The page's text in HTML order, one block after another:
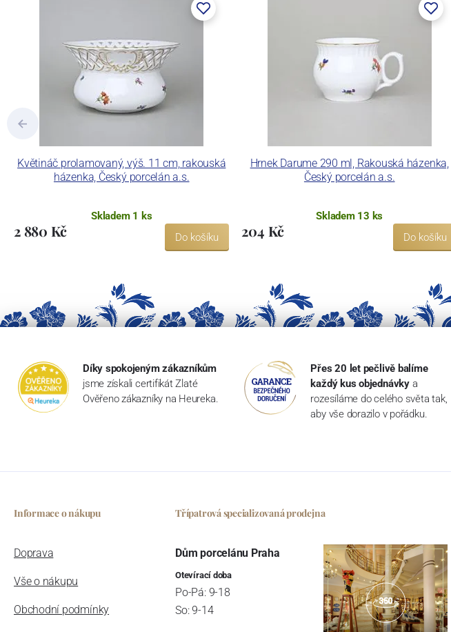
Květináč prolamovaný, výš. 11 cm, rakouská
házenka, Český porcelán a.s.
Skladem 1 ks
2 880 Kč Do košíku
Hrnek Darume 290 ml, Rakouská házenka,
Český porcelán a.s.
Skladem 13 ks
204 Kč Do košíku
Díky spokojeným zákazníkům
jsme získali certifikát Zlaté
Ověřeno zákazníky na Heureka.
Přes 20 let pečlivě balíme
každý kus objednávky a
rozesíláme do celého světa tak,
aby vše dorazilo v pořádku.
Informace o nákupu
Doprava
Vše o nákupu
Obchodní podmínky
Třípatrová specializovaná prodejna
Dům porcelánu Praha
Otevírací doba
Po-Pá: 9-18
So: 9-14